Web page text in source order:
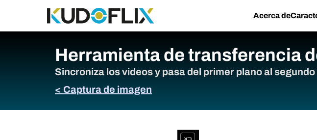
Acerca de
Herramienta de transferencia
Sincroniza los videos y pasa del primer plano al
< Captura de imagen